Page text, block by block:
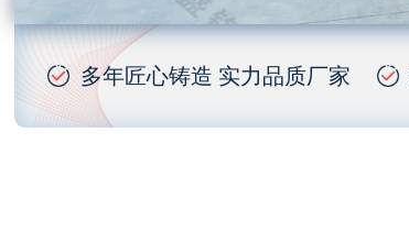
多年匠心铸造 实力品质厂家